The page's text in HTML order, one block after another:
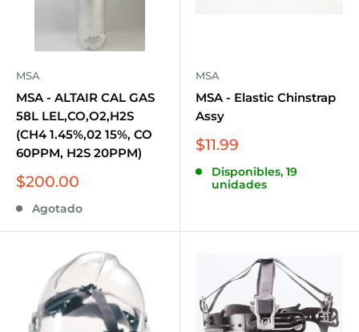
MSA
MSA - ALTAIR CAL GAS
58L LEL,CO,O2,H2S
(CH4 1.45%,02 15%, CO
60PPM, H2S 20PPM)
Precio
venta
$200.00
Agotado
MSA
MSA - Elastic Chinstrap
Assy
Precio
venta
$11.99
Disponibles, 19
unidades